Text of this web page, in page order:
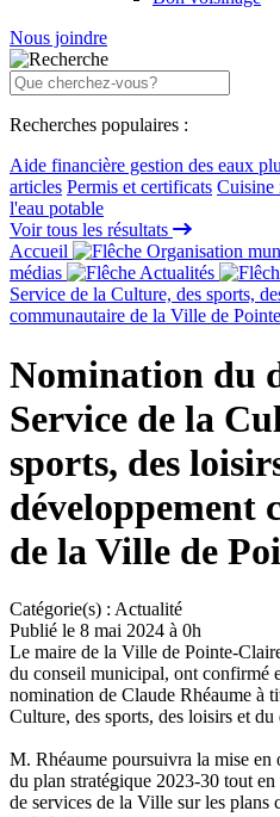
Nous joindre
Recherches populaires :
Aide financière gestion des eaux
articles Permis et certificats Cuisine
l'eau potable
Voir tous les résultats
Accueil
Organisation
médias
Actualités
Service de la Culture, des sports,
communautaire de la Ville de
Nomination du
Service de la
sports, des
développement
de la Ville de
Catégorie(s) : Actualité
Publié le 8 mai 2024 à 0h
Le maire de la Ville de Pointe-
du conseil municipal, ont confirmé
nomination de Claude Rhéaume à
Culture, des sports, des loisirs et
M. Rhéaume poursuivra la mise
du plan stratégique 2023-30 tout
de services de la Ville sur les